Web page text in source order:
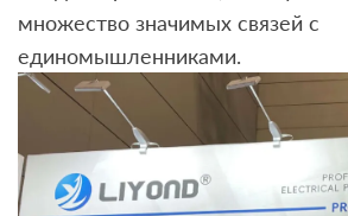
множество значимых связей с
единомышленниками.